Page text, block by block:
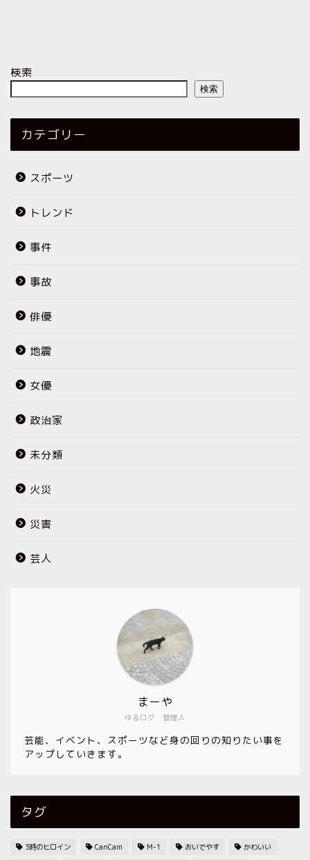
検索
検索
カテゴリー
スポーツ
トレンド
事件
事故
俳優
地震
女優
政治家
未分類
火災
災害
芸人
ゆるログ 管理人
まーや
芸能、イベント、スポーツなど身の回りの知りたい事を
アップしていきます。
タグ
3時のヒロイン CanCam M-1 おいでやす かわいい